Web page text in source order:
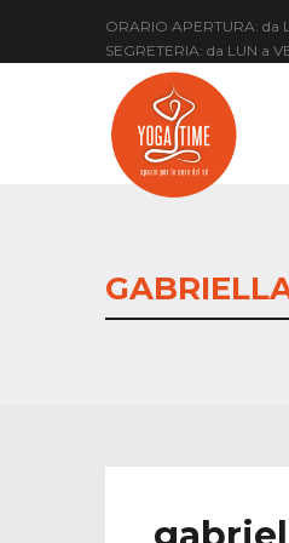
ORARIO APERTURA: da
SEGRETERIA: da LUN a